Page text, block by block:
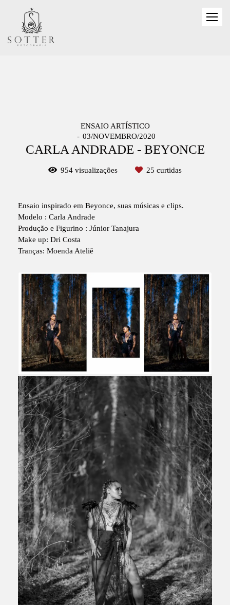
ENSAIO ARTÍSTICO
03/NOVEMBRO/2020
CARLA ANDRADE - BEYONCE
954 visualizações 25 curtidas
Ensaio inspirado em Beyonce, suas músicas e clips.
Modelo : Carla Andrade
Produção e Figurino : Júnior Tanajura
Make up: Dri Costa
Tranças: Moenda Ateliê